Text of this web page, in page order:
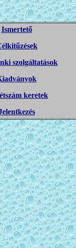
Ismertető
szolgáltatások
keretek